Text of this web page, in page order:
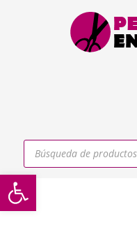
Abrir barra de herramientas
Búsqueda
productos